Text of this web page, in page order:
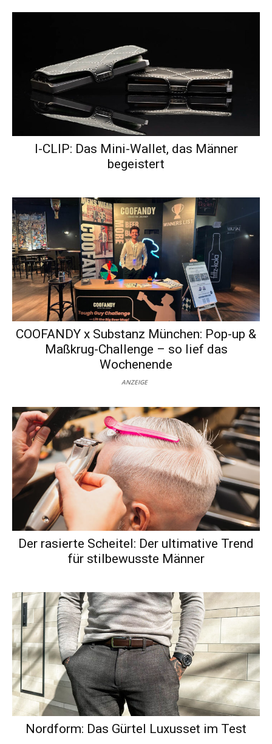
I-CLIP: Das Mini-Wallet, das Männer
begeistert
COOFANDY x Substanz München: Pop-up &
Maßkrug-Challenge – so lief das
Wochenende
ANZEIGE
Der rasierte Scheitel: Der ultimative Trend
für stilbewusste Männer
Nordform: Das Gürtel Luxusset im Test